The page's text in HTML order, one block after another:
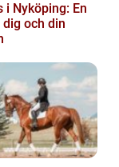
i Nyköping: En
och din